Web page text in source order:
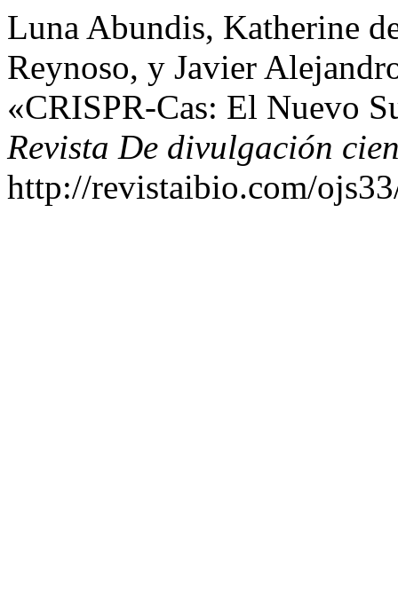
Luna Abundis, Katherine
Reynoso, y Javier
«CRISPR-Cas: El Nuevo
Revista De divulgación
http://revistaibio.com/